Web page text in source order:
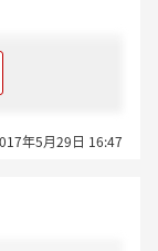
年5月29日 16:47